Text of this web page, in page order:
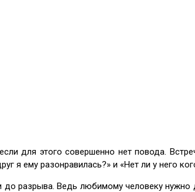
для этого совершенно нет повода.
я ему разонравилась?» и «Нет ли у него
разрыва. Ведь любимому человеку нужно